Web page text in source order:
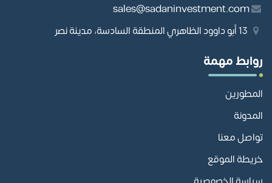
sales@sadaninvestment.com
روابط مهمة
المطورين
المدونة
تواصل معنا
خريطة الموقع